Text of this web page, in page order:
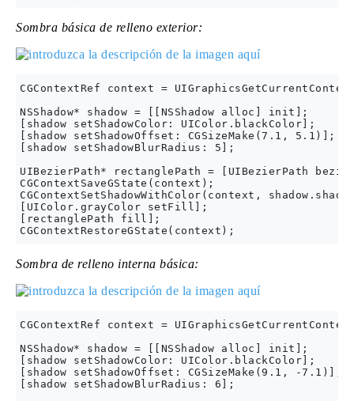
Sombra básica de relleno exterior:
CGContextRef context =
NSShadow* shadow = [[NSShadow alloc] init];
[shadow setShadowColor: UIColor.blackColor];
[shadow setShadowOffset: CGSizeMake(7.1, 5.1)];
[shadow setShadowBlurRadius: 5];
UIBezierPath* rectanglePath = [UIBezierPath
CGContextSaveGState(context);
CGContextSetShadowWithColor(context,
[UIColor.grayColor setFill];
[rectanglePath fill];
Sombra de relleno interna básica:
CGContextRef context =
NSShadow* shadow = [[NSShadow alloc] init];
[shadow setShadowColor: UIColor.blackColor];
[shadow setShadowOffset: CGSizeMake(9.1, -7.1)];
[shadow setShadowBlurRadius: 6];